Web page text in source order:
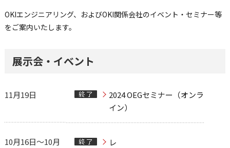
OKIエンジニアリング、およびOKI関係会社のイベント・セミナー等
をご案内いたします。
展示会・イベント
11月19日
2024 OEGセミナー（オンラ
イン）
10月16日～10月
レ